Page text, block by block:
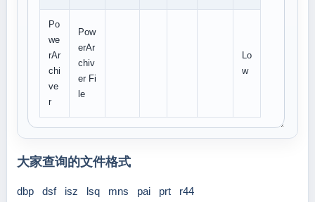
Po
we
rAr
chi
ve
r
Pow
erAr
chiv
er Fi
le
Lo
w
大家查询的文件格式
dbp dsf isz lsq mns pai prt
r44